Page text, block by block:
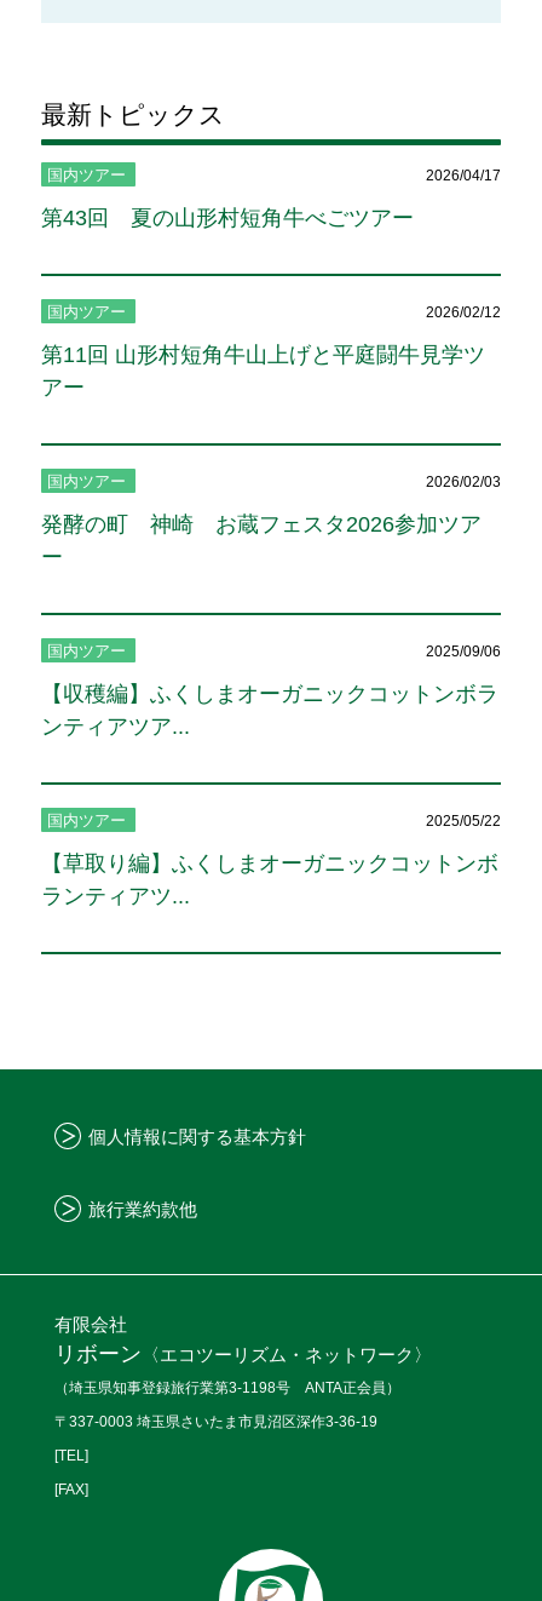
最新トピックス
国内ツアー 2026/04/17
第43回 夏の山形村短角牛べごツアー
国内ツアー 2026/02/12
第11回 山形村短角牛山上げと平庭闘牛見学ツ
アー
国内ツアー 2026/02/03
発酵の町 神崎 お蔵フェスタ2026参加ツア
ー
国内ツアー 2025/09/06
【収穫編】ふくしまオーガニックコットンボラ
ンティアツア...
国内ツアー 2025/05/22
【草取り編】ふくしまオーガニックコットンボ
ランティアツ...
個人情報に関する基本方針
旅行業約款他
有限会社
リボーン 〈エコツーリズム・ネットワーク〉
（埼玉県知事登録旅行業第3-1198号 ANTA正会員）
〒337-0003 埼玉県さいたま市見沼区深作3-36-19
[TEL]
[FAX]